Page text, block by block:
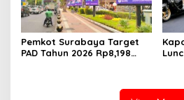
Pemkot Surabaya Target
PAD Tahun 2026 Rp8,198